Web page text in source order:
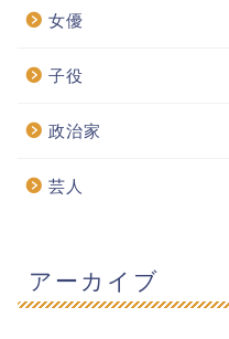
女優
子役
政治家
芸人
アーカイブ